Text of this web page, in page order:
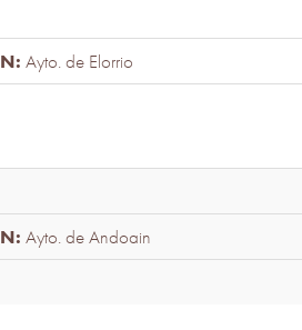
Ayto. de Elorrio
Ayto. de Andoain